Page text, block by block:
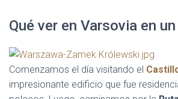
Qué ver en Varsovia en
Comenzamos el día visitando el
impresionante edificio que fue